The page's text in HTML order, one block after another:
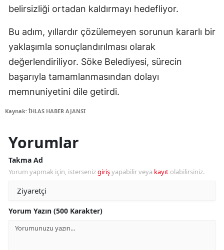
belirsizliği ortadan kaldırmayı hedefliyor.
Bu adım, yıllardır çözülemeyen sorunun kararlı bir
yaklaşımla sonuçlandırılması olarak
değerlendiriliyor. Söke Belediyesi, sürecin
başarıyla tamamlanmasından dolayı
memnuniyetini dile getirdi.
Kaynak: İHLAS HABER AJANSI
Yorumlar
Takma Ad
Yorum yapmak için, istersenizgirişyapabilir veya kayıt olabilirsiniz.
Yorum Yazın (500 Karakter)